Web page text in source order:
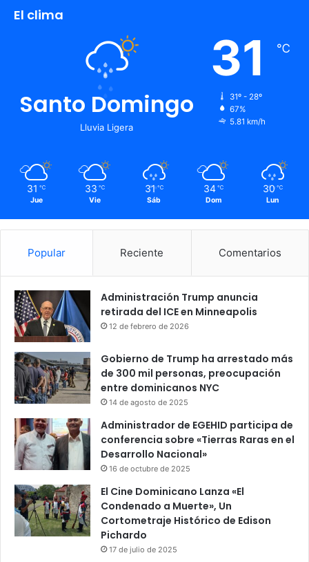
El clima
Santo Domingo
Lluvia Ligera
31 ℃
31º - 28º
67%
5.81 km/h
31 ℃
Jue
33 ℃
Vie
31 ℃
Sáb
34 ℃
Dom
30 ℃
Lun
Popular Reciente Comentarios
Administración Trump anuncia
retirada del ICE en Minneapolis
12 de febrero de 2026
Gobierno de Trump ha arrestado más
de 300 mil personas, preocupación
entre dominicanos NYC
14 de agosto de 2025
Administrador de EGEHID participa de
conferencia sobre «Tierras Raras en el
Desarrollo Nacional»
16 de octubre de 2025
El Cine Dominicano Lanza «El
Condenado a Muerte», Un
Cortometraje Histórico de Edison
Pichardo
17 de julio de 2025